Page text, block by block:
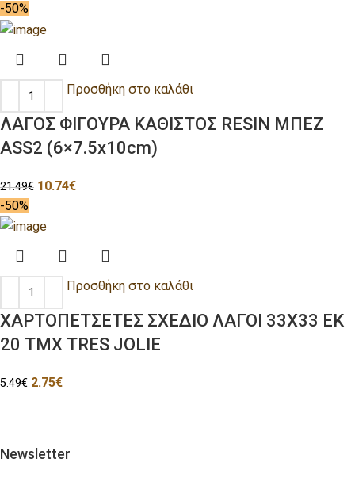
-50%
Προσθήκη στο καλάθι
ΛΑΓΟΣ ΦΙΓΟΥΡΑ ΚΑΘΙΣΤΟΣ RESIN ΜΠΕΖ
ASS2 (6×7.5x10cm)
21.49€ 10.74€
-50%
Προσθήκη στο καλάθι
ΧΑΡΤΟΠΕΤΣΕΤΕΣ ΣΧΕΔΙΟ ΛΑΓΟΙ 33Χ33 ΕΚ
20 ΤΜΧ TRES JOLIE
5.49€ 2.75€
Newsletter